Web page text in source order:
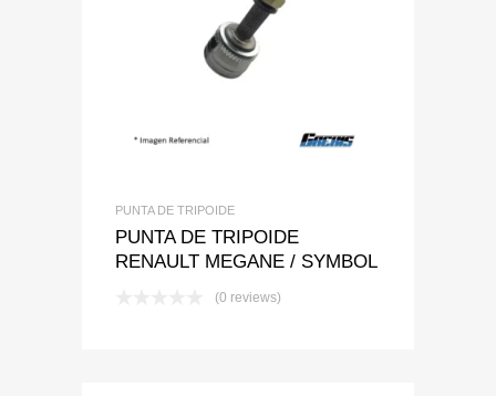
Add to Wishlist
PUNTA DE TRIPOIDE
PUNTA DE TRIPOIDE
RENAULT MEGANE / SYMBOL
(0 reviews)